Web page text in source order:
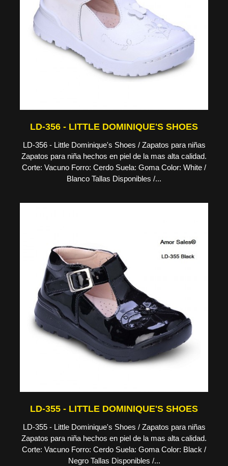
LD-356 - LITTLE DOMINIQUE'S SHOES
LD-356 - Little Dominique's Shoes / Zapatos para niñas
Zapatos para niña hechos en piel de la mas alta calidad.
Corte: Vacuno Forro: Cerdo Suela: Goma Color: White /
Blanco Tallas Disponibles /...
LD-355 - LITTLE DOMINIQUE'S SHOES
LD-355 - Little Dominique's Shoes / Zapatos para niñas
Zapatos para niña hechos en piel de la mas alta calidad.
Corte: Vacuno Forro: Cerdo Suela: Goma Color: Black /
Negro Tallas Disponibles /...